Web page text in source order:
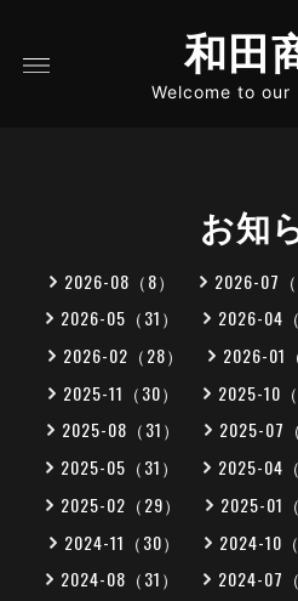
和田
Welcome to our
お知
2026-08（8） 2026-07（
2026-05（31）
2026-04
2026-02（28）
2026-01
2025-11（30）
2025-10（
2025-08（31）
2025-07（
2025-05（31）
2025-04
2025-02（29）
2025-01
2024-11（30）
2024-10（
2024-08（31）
2024-07（